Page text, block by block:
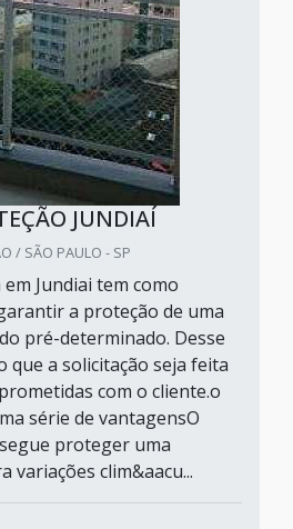
JUNDIAÍ
/ SÃO PAULO - SP
Jundiai tem como
a proteção de uma
pré-determinado. Desse
que a solicitação seja feita
com o cliente.o
série de vantagensO
proteger uma
variações clim&aacu...